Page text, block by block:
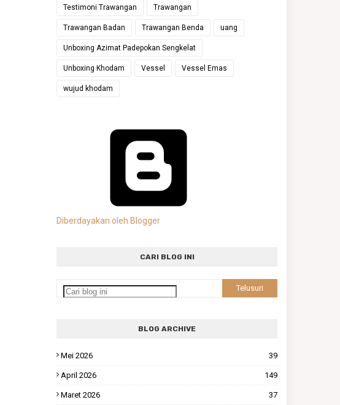
Testimoni Trawangan Trawangan
Trawangan Badan Trawangan Benda uang
Unboxing Azimat Padepokan Sengkelat
Unboxing Khodam Vessel Vessel Emas
wujud khodam
Diberdayakan oleh Blogger
CARI BLOG INI
BLOG ARCHIVE
Mei 2026 39
April 2026 149
Maret 2026 37